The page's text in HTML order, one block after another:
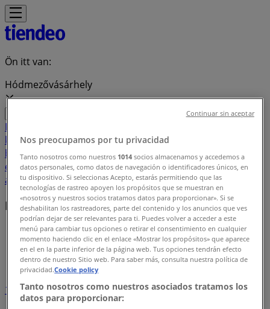
Ön itt van:
Hódmezővásárhely
Featured
kiegészítőkElektronikaOtthon, kert és
barkácsolásGyógyszertárak és szépségSportGyermekek
és szabadidőAutók, motorkerékpárok és
alkatrészekÉttermekBankok és szolgáltatások
Helyi márkák
Tiendeo Hódmezővásárhely-en»
Márkaindex
1
Nos preocupamos por tu privacidad
Tanto nosotros como nuestros 1014 socios almacenamos y accedemos a
datos personales, como datos de navegación o identificadores únicos, en
tu dispositivo. Si seleccionas Acepto, estarás permitiendo que las
tecnologías de rastreo apoyen los propósitos que se muestran en
«nosotros y nuestros socios tratamos datos para proporcionar». Si se
deshabilitan los rastreadores, parte del contenido y los anuncios que ves
podrían dejar de ser relevantes para ti. Puedes volver a acceder a este
menú para cambiar tus opciones o retirar el consentimiento en cualquier
momento haciendo clic en el enlace «Mostrar los propósitos» que aparece
en el en la parte inferior de la página web. Tus opciones tendrán efecto
dentro de nuestro Sitio web. Para saber más, consulta nuestra política de
privacidad.Cookie policy
Tanto nosotros como nuestros asociados tratamos los
datos para proporcionar:
Continuar sin aceptar